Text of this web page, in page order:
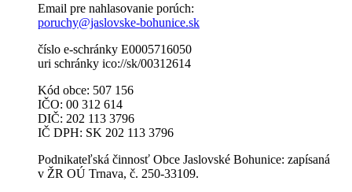
Email pre nahlasovanie porúch:
poruchy@jaslovske-bohunice.sk
číslo e-schránky E0005716050
uri schránky ico://sk/00312614
Kód obce: 507 156
IČO: 00 312 614
DIČ: 202 113 3796
IČ DPH: SK 202 113 3796
Podnikateľská činnosť Obce Jaslovské Bohunice: zapísaná
v ŽR OÚ Trnava, č. 250-33109.